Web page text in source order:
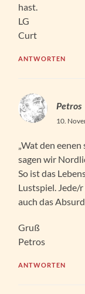
hast.
LG
Curt
ANTWORTEN
Petros
10.
„Wat den
sagen wir
So ist das
Lustspiel. Jede/
auch das
Gruß
Petros
ANTWORTEN